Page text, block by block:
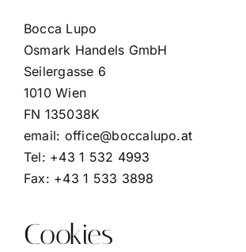
Bocca Lupo
Osmark Handels GmbH
Seilergasse 6
1010 Wien
FN 135038K
email: office@boccalupo.at
Tel: +43 1 532 4993
Fax: +43 1 533 3898
Cookies